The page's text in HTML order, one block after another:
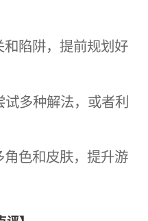
陷阱，提前规划好
多种解法，或者利
色和皮肤，提升游